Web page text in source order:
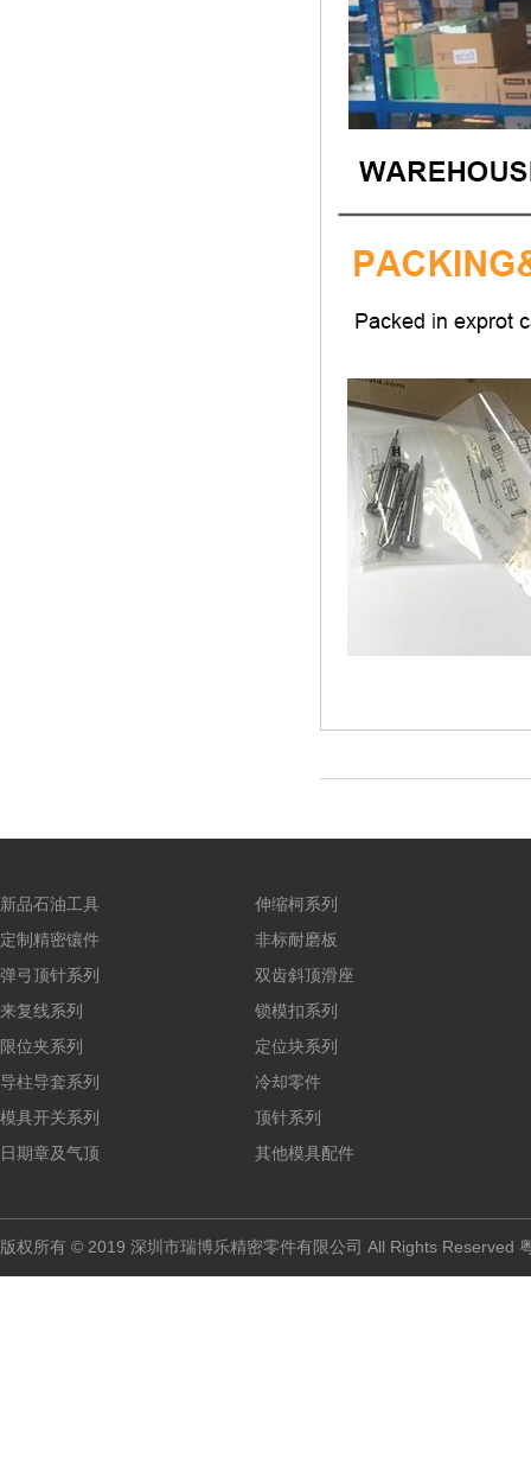
新品石油工具
伸缩柯系列
定制精密镶件
非标耐磨板
弹弓顶针系列
双齿斜顶滑座
来复线系列
锁模扣系列
限位夹系列
定位块系列
导柱导套系列
冷却零件
模具开关系列
顶针系列
日期章及气顶
其他模具配件
版权所有 © 2019 深圳市瑞博乐精密零件有限公司 All Rights Reserved